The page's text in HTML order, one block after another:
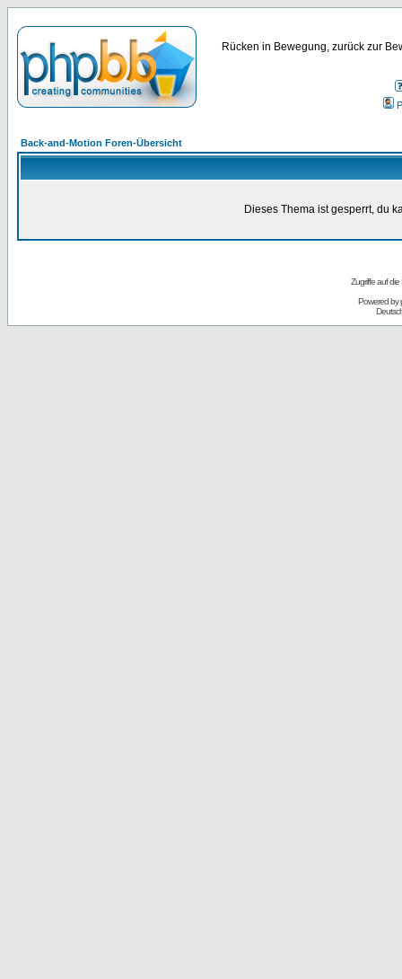
Rücken in Bewegung, zurück zur
Back-and-Motion Foren-Übersicht
Dieses Thema ist gesperrt, du
Zugriffe auf
Powered by